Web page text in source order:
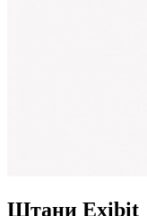
Штани Exibit